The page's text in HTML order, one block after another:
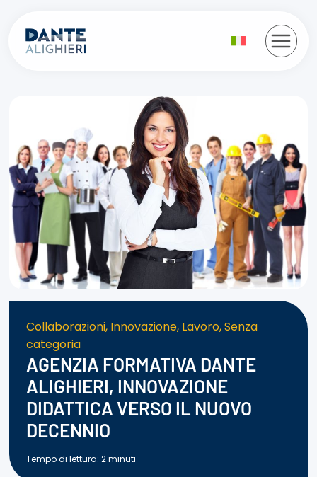
contenuto
Collaborazioni, Innovazione, Lavoro,Senza
categoria
AGENZIA FORMATIVA DANTE
ALIGHIERI, INNOVAZIONE
DIDATTICA VERSO IL NUOVO
DECENNIO
Tempo di lettura: 2 minuti